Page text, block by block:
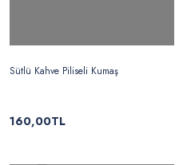
Sütlü Kahve Piliseli Kumaş
160,00TL